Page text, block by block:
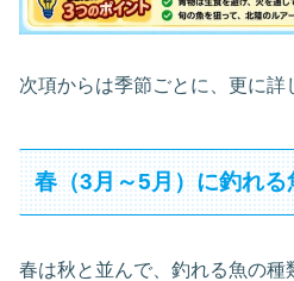
次項からは季節ごとに、更に詳
春（3月～5月）に釣れる
春は秋と並んで、釣れる魚の種